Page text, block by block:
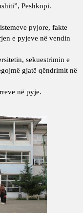
Peshkopi.
pyjore, fakte
e pyjeve në vendin
sekuestrimin e
gjatë qëndrimit në
në pyje.